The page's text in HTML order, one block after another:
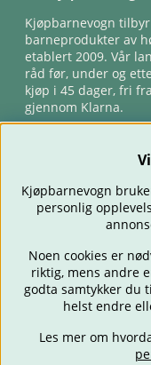
Kjøpbarnevogn
barneprodukter av
etablert 2009. Vår
råd før, under og
kjøp i 45 dager, fri
gjennom Klarna.
BARNEVOGNER
FORELDRE
Kjøpbarnevogn
personlig
Noen cookies er
riktig, mens andre
godta samtykker du
helst endre
Les mer om